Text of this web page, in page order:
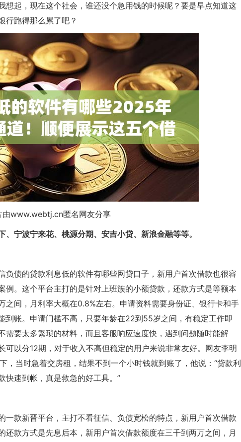
想起，现在这个社会，谁还没个急用钱的时候呢？要是早点知道这
行跑得那么累了吧？
由www.webtj.cn匿名网友分享
宁波宁来花、桃源分期、安吉小贷、新浪金融等等。
负债的贷款利息低的软件有哪些网贷口子，新用户首次借款也很容
例。这个平台主打的是针对上班族的小额贷款，还款方式是等额本
之间，月利率大概在0.8%左右。申请资料需要身份证、银行卡和手
到账。申请门槛不高，只要年龄在22到55岁之间，有稳定工作即
需要太多繁琐的材料，而且客服响应速度快，遇到问题随时能解
可以分12期，对于收入不高但稳定的用户来说非常友好。网友李明
，当时急着交房租，结果不到一个小时钱就到账了，他说：“贷款利
快速到帐，真是救急的好工具。”
一款新晋平台，主打不看征信、负债宽松的特点，新用户首次借款
还款方式是先息后本，新用户首次借款额度在三千到两万之间，月